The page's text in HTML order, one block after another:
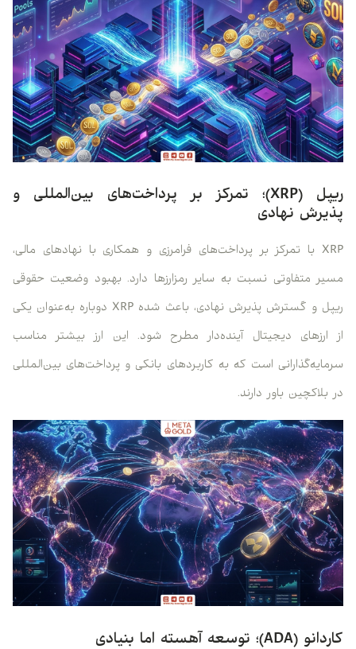
ریپل (XRP)؛ تمرکز بر پرداخت‌های بین‌المللی و
پذیرش نهادی
XRP با تمرکز بر پرداخت‌های فرامرزی و همکاری با نهادهای مالی،
مسیر متفاوتی نسبت به سایر رمزارزها دارد. بهبود وضعیت حقوقی
ریپل و گسترش پذیرش نهادی، باعث شده XRP دوباره به‌عنوان یکی
از ارزهای دیجیتال آینده‌دار مطرح شود. این ارز بیشتر مناسب
سرمایه‌گذارانی است که به کاربردهای بانکی و پرداخت‌های بین‌المللی
در بلاکچین باور دارند.
کاردانو (ADA)؛ توسعه آهسته اما بنیادی